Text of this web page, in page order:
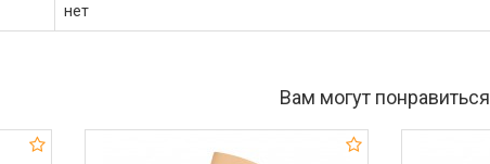
нет
Вам могут понравиться